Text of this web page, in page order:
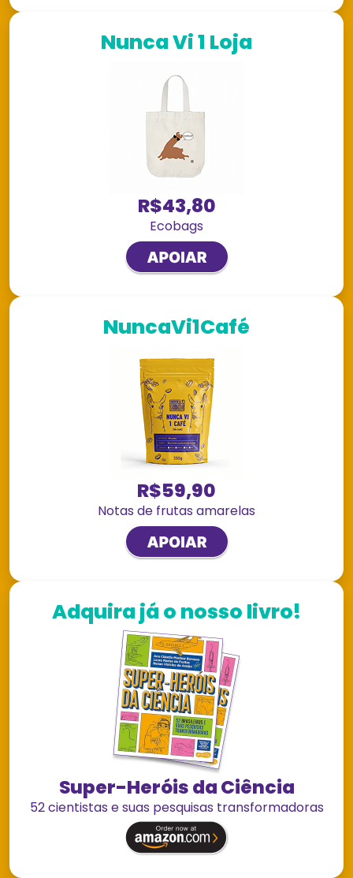
Nunca Vi 1 Loja
R$43,80
Ecobags
NuncaVi1Café
R$59,90
Notas de frutas amarelas
Adquira já o nosso livro!
Super-Heróis da Ciência
52 cientistas e suas pesquisas transformadoras